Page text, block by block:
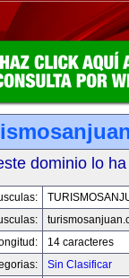
dominio lo
14 caracteres
Sin Clasificar